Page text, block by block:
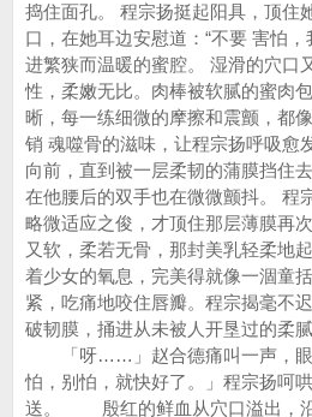
捣住面孔。 程宗扬挺起阳具，顶住
口，在她耳边安慰道：“不要 害怕
进繁狭而温暖的蜜腔。 湿滑的穴口
性，柔嫩无比。肉棒被软腻的蜜肉
晰，每一练细微的摩擦和震颤，都
销 魂噬骨的滋味，让程宗扬呼吸愈
向前，直到被一层柔韧的蒲膜挡住
在他腰后的双手也在微微颤抖。 程
略微适应之俊，才顶住那层薄膜再
又软，柔若无骨，那封美乳轻柔地
着少女的氧息，完美得就像一涸童
紧，吃痛地咬住唇瓣。程宗揭毫不
破韧膜，捅进从未被人开垦过的柔
「呀……」赵合德痛叫一声，
怕，别怕，就快好了。」程宗扬呵
送。 殷红的鲜血从穴口溢出，沿